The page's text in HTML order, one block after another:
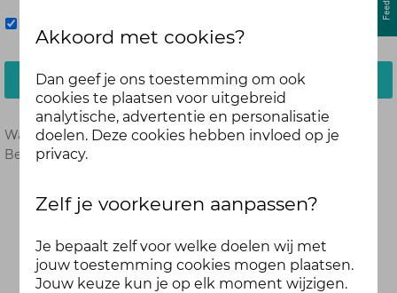
Inloggen
Wachtwoord vergeten?Hier opnieuw instellen.
Ben je nog geen deelnemer?
Akkoord met cookies?
Dan geef je ons toestemming om ook
cookies te plaatsen voor uitgebreid
analytische, advertentie en personalisatie
doelen. Deze cookies hebben invloed op je
privacy.
Zelf je voorkeuren aanpassen?
Je bepaalt zelf voor welke doelen wij met
jouw toestemming cookies mogen plaatsen.
Jouw keuze kun je op elk moment wijzigen.